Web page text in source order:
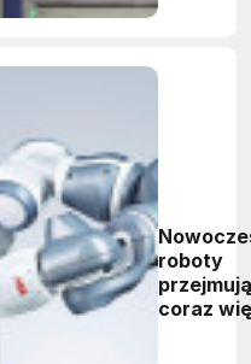
roboty
przejmują
coraz